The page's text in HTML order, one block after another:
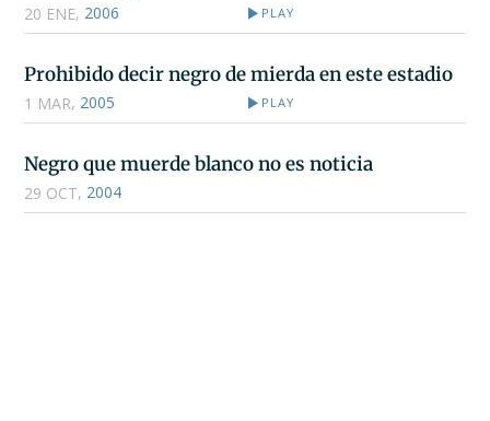
20 ENE, 2006 PLAY
Prohibido decir negro de mierda en este estadio
1 MAR, 2005 PLAY
Negro que muerde blanco no es noticia
29 OCT, 2004